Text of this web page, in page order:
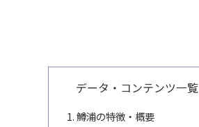
データ・コンテンツ一覧
鱒浦の特徴・概要